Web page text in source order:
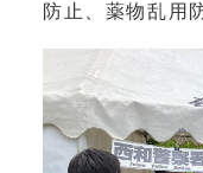
防止、薬物乱用